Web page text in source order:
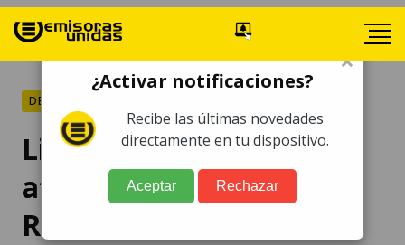
DEPORTES
Lionel Messi, elegido
atleta del año por la
Revista 'Time'
×
¿Activar notificaciones?
Recibe las últimas novedades
directamente en tu dispositivo.
Aceptar Rechazar